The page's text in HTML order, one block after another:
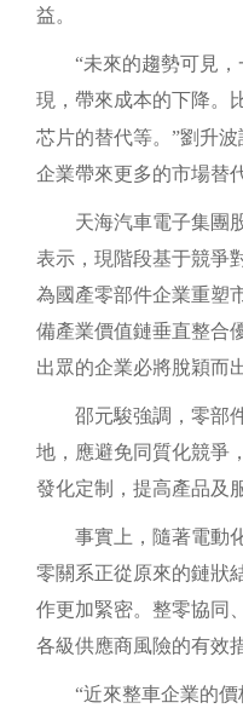
益。
“未來的趨勢可見
現，帶來成本的下降。
芯片的替代等。”劉升
企業帶來更多的市場替
天海汽車電子集團
表示，現階段基于競爭
為國產零部件企業重塑
備產業價值鏈垂直整合
出眾的企業必將脫穎而
邵元駿強調，零部
地，應避免同質化競爭
發化定制，提高產品及
事實上，隨著電動
零關系正從原來的鏈狀
作更加緊密。整零協同
各級供應商風險的有效
“近來整車企業的